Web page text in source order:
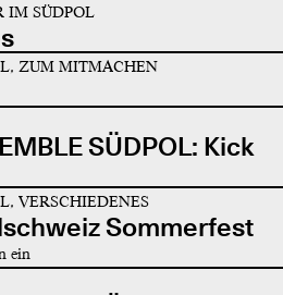
IM SÜDPOL
ZUM MITMACHEN
SÜDPOL: Kick
VERSCHIEDENES
Sommerfest
ein